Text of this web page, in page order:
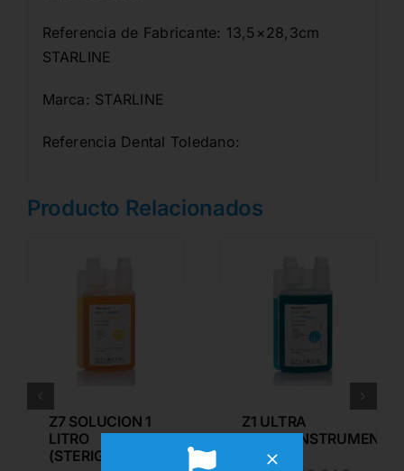
Referencia de Fabricante: 13,5×28,3cm
STARLINE
Marca: STARLINE
Referencia Dental Toledano:
Producto Relacionados
Z7 SOLUCION 1
LITRO
(STERIGUM)
Z1 ULTRA